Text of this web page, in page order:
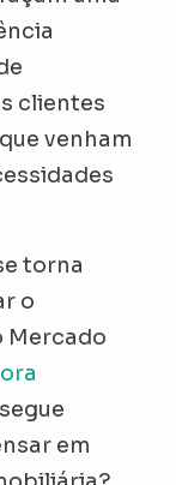
clientes
venham
torna
o
Mercado
em